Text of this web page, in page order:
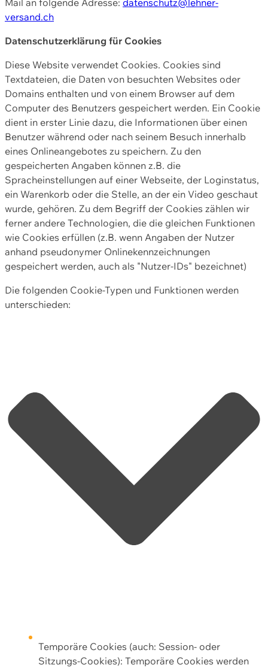
versand.ch
Datenschutzerklärung für Cookies
Diese Website verwendet Cookies. Cookies sind
Textdateien, die Daten von besuchten Websites oder
Domains enthalten und von einem Browser auf dem
Computer des Benutzers gespeichert werden. Ein Cookie
dient in erster Linie dazu, die Informationen über einen
Benutzer während oder nach seinem Besuch innerhalb
eines Onlineangebotes zu speichern. Zu den
gespeicherten Angaben können z.B. die
Spracheinstellungen auf einer Webseite, der Loginstatus,
ein Warenkorb oder die Stelle, an der ein Video geschaut
wurde, gehören. Zu dem Begriff der Cookies zählen wir
ferner andere Technologien, die die gleichen Funktionen
wie Cookies erfüllen (z.B. wenn Angaben der Nutzer
anhand pseudonymer Onlinekennzeichnungen
gespeichert werden, auch als "Nutzer-IDs" bezeichnet)
Die folgenden Cookie-Typen und Funktionen werden
unterschieden:
Temporäre Cookies (auch: Session- oder
Sitzungs-Cookies): Temporäre Cookies werden